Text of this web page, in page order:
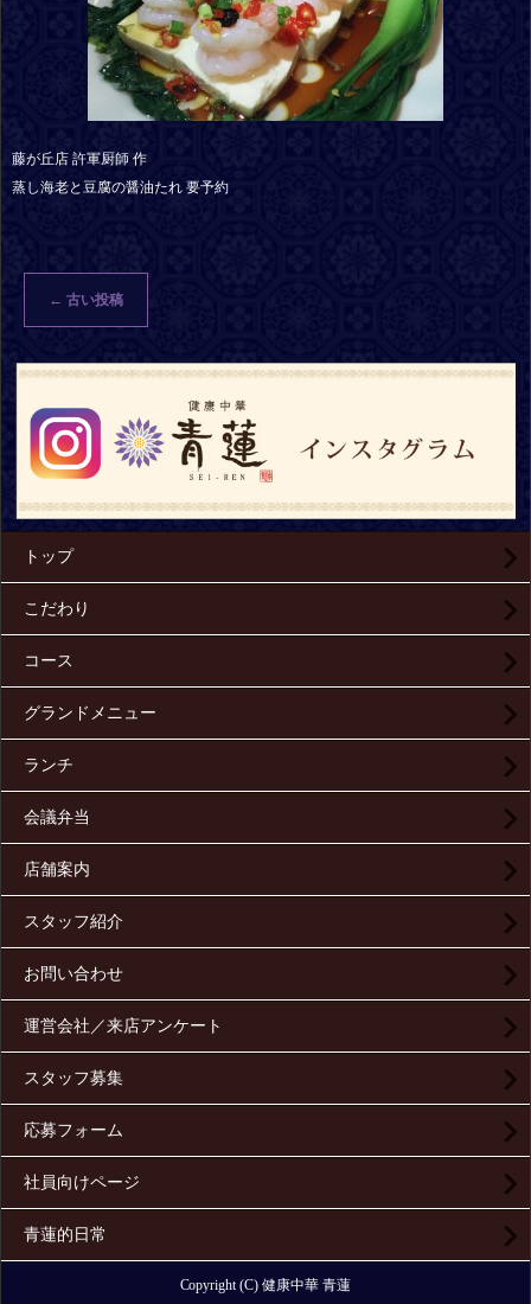
藤が丘店 許軍厨師 作
蒸し海老と豆腐の醤油たれ 要予約
← 古い投稿
トップ
こだわり
コース
グランドメニュー
ランチ
会議弁当
店舗案内
スタッフ紹介
お問い合わせ
運営会社／来店アンケート
スタッフ募集
応募フォーム
社員向けページ
青蓮的日常
Copyright (C) 健康中華 青蓮